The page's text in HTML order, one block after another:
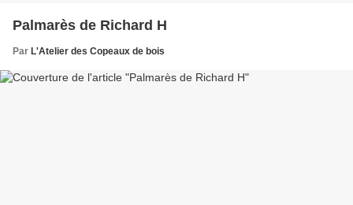
Palmarès de Richard H
Par L'Atelier des Copeaux de bois